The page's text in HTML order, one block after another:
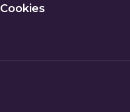
Cookies